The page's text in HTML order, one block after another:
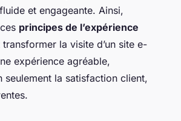
et engageante. Ainsi,
principes de l’expérience
transformer la visite d’un site e-
expérience agréable,
seulement la satisfaction client,